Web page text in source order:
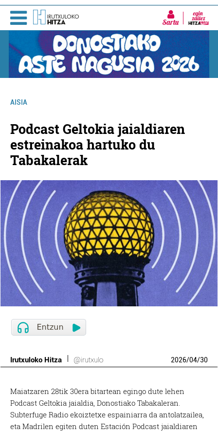
Sartu
AISIA
Podcast Geltokia jaialdiaren
estreinakoa hartuko du
Tabakalerak
Irutxuloko Hitza @irutxulo 2026/04/30
Maiatzaren 28tik 30era bitartean egingo dute lehen
Podcast Geltokia jaialdia, Donostiako Tabakaleran.
Subterfuge Radio ekoiztetxe espainiarra da antolatzailea,
eta Madrilen egiten duten Estación Podcast jaialdiaren